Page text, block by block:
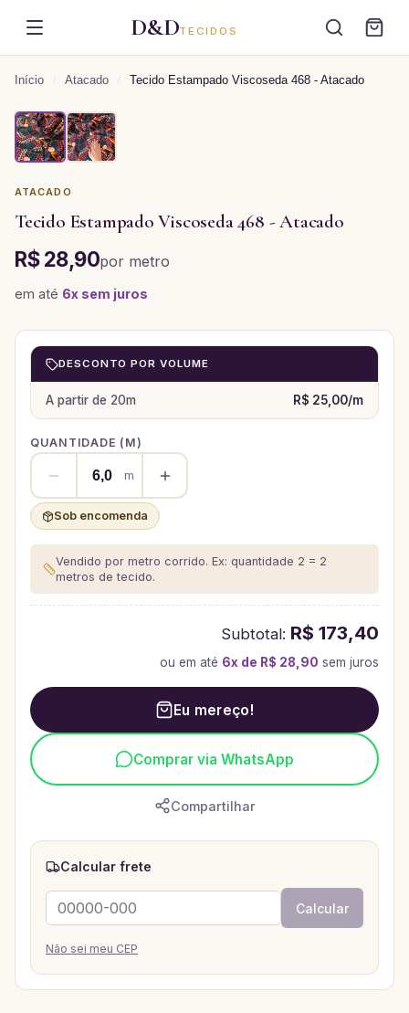
D&DTECIDOS
Início / Atacado / Tecido Estampado Viscoseda 468 - Atacado
ATACADO
Tecido Estampado Viscoseda 468 - Atacado
R$ 28,90por metro
em até 6x sem juros
DESCONTO POR VOLUME
A partir de 20m R$ 25,00/m
QUANTIDADE ( M)
m
Sob encomenda
Vendido por metro corrido. Ex: quantidade 2 = 2
metros de tecido.
Subtotal: R$ 173,40
ou em até 6x de R$ 28,90 sem juros
Eu mereço!
Comprar via WhatsApp
Compartilhar
Calcular frete
Calcular
Não sei meu CEP